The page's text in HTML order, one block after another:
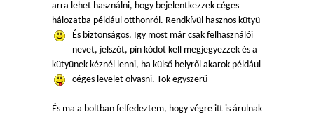
arra lehet használni, hogy bejelentkezzek céges
hálozatba például otthonról. Rendkívül hasznos kütyü
És biztonságos. Igy most már csak felhasználói
nevet, jelszót, pin kódot kell megjegyezzek és a
kütyünek kéznél lenni, ha külső helyről akarok például
céges levelet olvasni. Tök egyszerű
És ma a boltban felfedeztem, hogy végre itt is árulnak